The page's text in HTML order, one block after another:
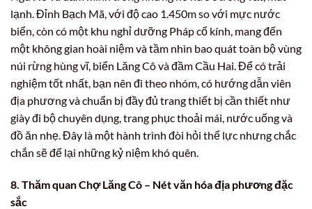
lạnh. Đỉnh Bạch Mã, với độ cao 1.450m so với mực nước
biển, còn có một khu nghỉ dưỡng Pháp cổ kính, mang đến
một không gian hoài niệm và tầm nhìn bao quát toàn bộ vùng
núi rừng hùng vĩ, biển Lăng Cô và đầm Cầu Hai. Để có trải
nghiệm tốt nhất, bạn nên đi theo nhóm, có hướng dẫn viên
địa phương và chuẩn bị đầy đủ trang thiết bị cần thiết như
giày đi bộ chuyên dụng, trang phục thoải mái, nước uống và
đồ ăn nhẹ. Đây là một hành trình đòi hỏi thể lực nhưng chắc
chắn sẽ để lại những kỷ niệm khó quên.
8. Thăm quan Chợ Lăng Cô – Nét văn hóa địa phương đặc
sắc